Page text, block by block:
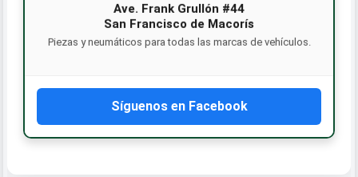
Ave. Frank Grullón #44
San Francisco de Macorís
Piezas y neumáticos para todas las marcas de vehículos.
Síguenos en Facebook